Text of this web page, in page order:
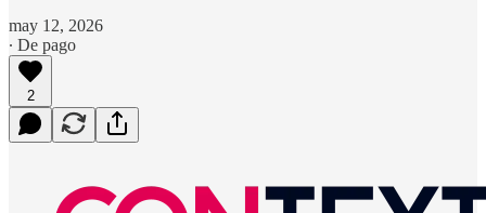
may 12, 2026
∙ De pago
2